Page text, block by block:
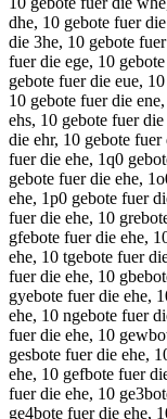
dhe, 10 gebote fuer
die 3he, 10 gebote
fuer die ege, 10
gebote fuer die eue,
10 gebote fuer die
ehs, 10 gebote fuer
die ehr, 10 gebote
fuer die ehe, 1q0
gebote fuer die ehe,
ehe, 1p0 gebote fuer
fuer die ehe, 10
gfebote fuer die ehe,
ehe, 10 tgebote fuer
fuer die ehe, 10
gyebote fuer die ehe,
ehe, 10 ngebote fuer
fuer die ehe, 10
gesbote fuer die ehe,
ehe, 10 gefbote fuer
fuer die ehe, 10
ge4bote fuer die ehe,